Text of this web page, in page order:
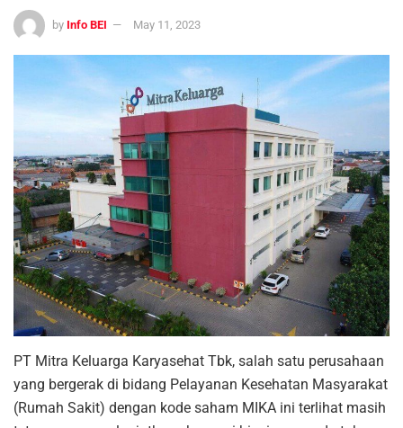
by Info BEI May 11, 2023
PT Mitra Keluarga Karyasehat Tbk, salah satu perusahaan
yang bergerak di bidang Pelayanan Kesehatan Masyarakat
(Rumah Sakit) dengan kode saham MIKA ini terlihat masih